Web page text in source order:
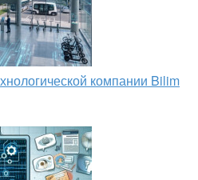
компании Bilim